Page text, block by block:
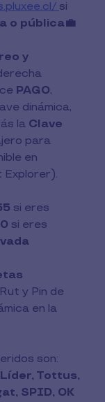
si
o pública💼
y
PAGO,
dinámica,
la Clave
para
en
si eres
si eres
y Pin de
en la
son:
Tottus,
SPID, OK